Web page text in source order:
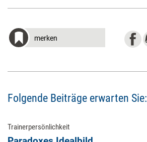
merken
Folgende Beiträge erwarten Sie:
Trainerpersönlichkeit